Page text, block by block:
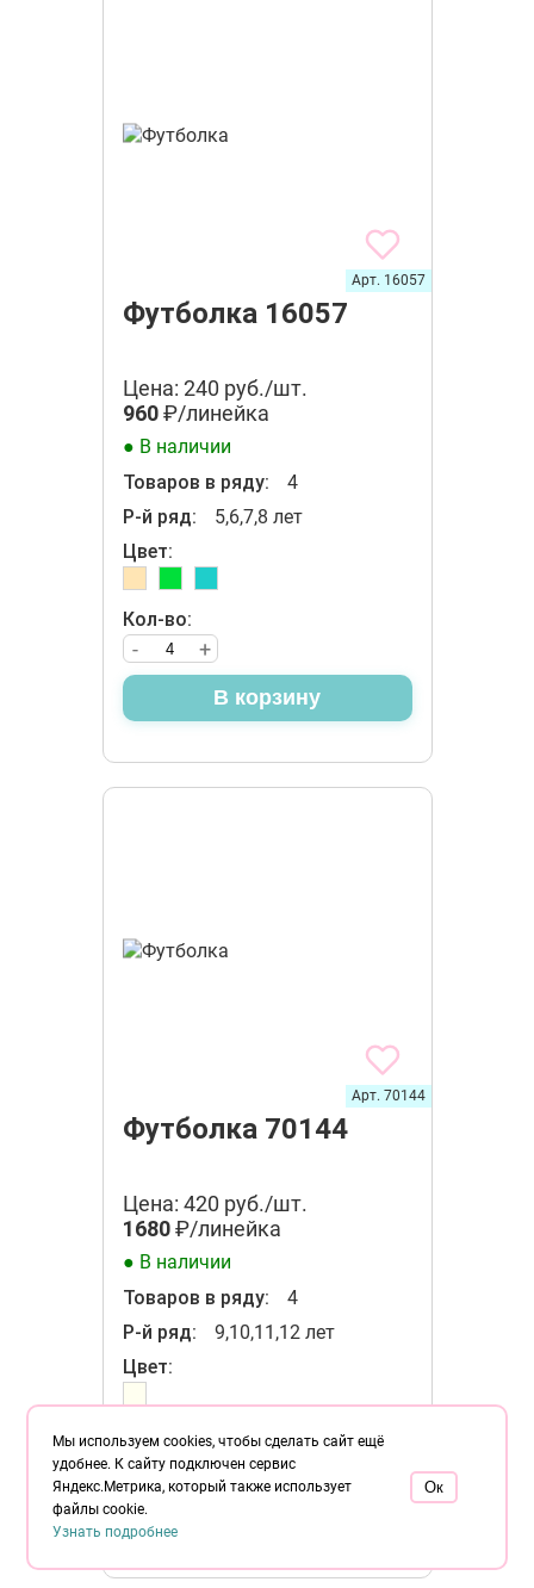
Футболка 16057
Арт. 16057
Цена: 240 руб./шт.
960₽/линейка
● В наличии
Товаров в ряду:
4
Р-й ряд:
5,6,7,8 лет
Цвет:
Кол-во:
+
-
В корзину
Футболка 70144
Арт. 70144
Цена: 420 руб./шт.
1680₽/линейка
● В наличии
Товаров в ряду:
4
Р-й ряд:
9,10,11,12 лет
Цвет:
Кол-во:
+
-
Мы используем cookies, чтобы сделать сайт ещё
удобнее. К сайту подключен сервис
Яндекс.Метрика, который также использует
файлы cookie.
Узнать подробнее
Oк